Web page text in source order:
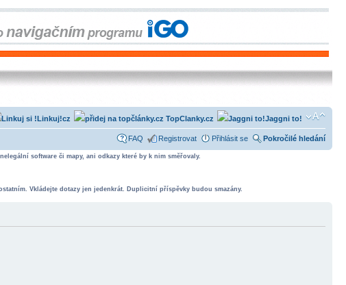
Jaggni to!
TopClanky.cz
Linkuj!cz
FAQ Registrovat Přihlásit se Pokročilé hledání
software či mapy, ani odkazy které by k nim směřovaly.
Vkládejte dotazy jen jedenkrát. Duplicitní příspěvky budou smazány.